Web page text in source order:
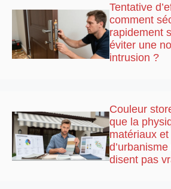
Tentative
comment
rapidement
éviter une
intrusion ?
Couleur
que la
matériaux
disent pas